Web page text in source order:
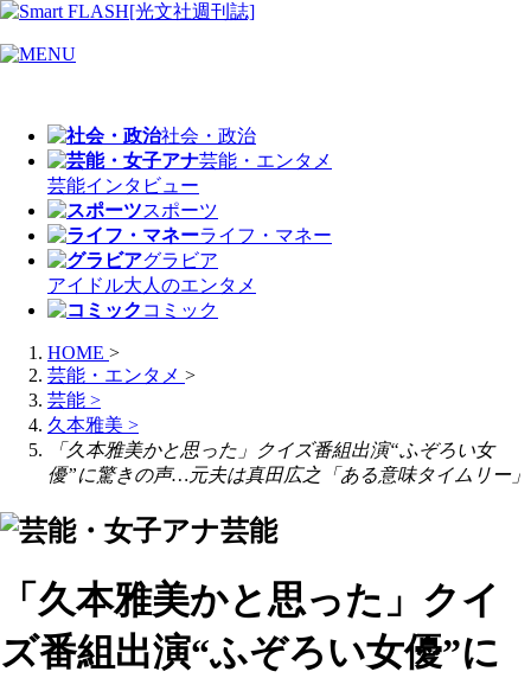
社会・政治
芸能・エンタメ
芸能インタビュー
スポーツ
ライフ・マネー
グラビア
アイドル大人のエンタメ
コミック
HOME >
芸能・エンタメ >
芸能 >
久本雅美 >
「久本雅美かと思った」クイズ番組出演“ふぞろい女
優”に驚きの声…元夫は真田広之「ある意味タイムリー」
芸能
「久本雅美かと思った」クイ
ズ番組出演“ふぞろい女優”に